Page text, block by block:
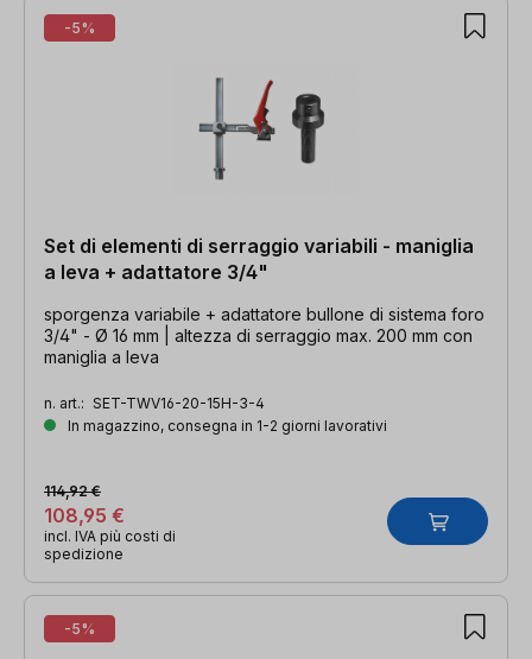
-5%
Set di elementi di serraggio variabili - maniglia
a leva + adattatore 3/4"
sporgenza variabile + adattatore bullone di sistema foro
3/4" - Ø 16 mm | altezza di serraggio max. 200 mm con
maniglia a leva
n. art.: SET-TWV16-20-15H-3-4
In magazzino, consegna in 1-2 giorni lavorativi
108,95 €
114,92 €
incl. IVA più costi di
spedizione
-5%